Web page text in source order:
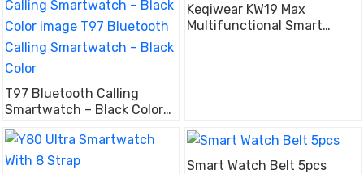
T97 Bluetooth Calling
Smartwatch – Black Color
image T97 Bluetooth
Calling Smartwatch – Black
Color image T97 Bluetooth
Ke­qiwear KW19 Max
Multifunctional Smart
Smart Watch Belt 5pcs